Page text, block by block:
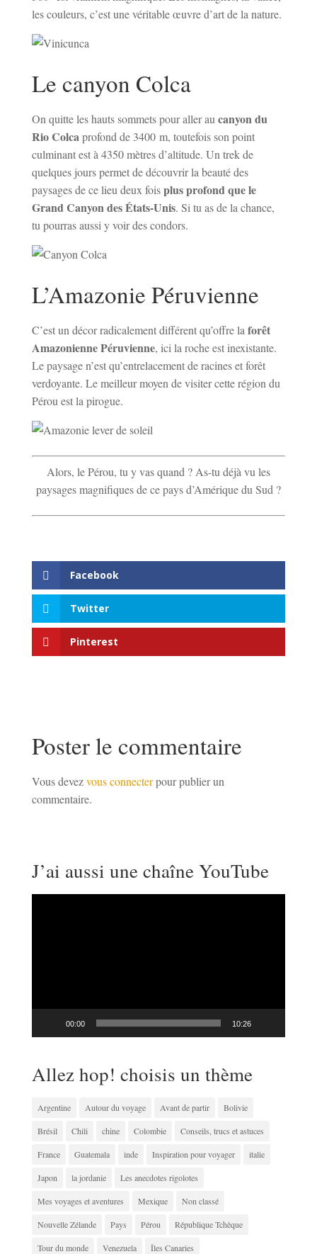
les couleurs, c’est une véritable œuvre d’art de la nature.
Le canyon Colca
On quitte les hauts sommets pour aller au canyon du
Rio Colca profond de 3400 m, toutefois son point
culminant est à 4350 mètres d’altitude. Un trek de
quelques jours permet de découvrir la beauté des
paysages de ce lieu deux foisplus profond que le
Grand Canyon des États-Unis. Si tu as de la chance,
tu pourras aussi y voir des condors.
L’Amazonie Péruvienne
C’est un décor radicalement différent qu’offre laforêt
Amazonienne Péruvienne, ici la roche est inexistante.
Le paysage n’est qu’entrelacement de racines et forêt
verdoyante. Le meilleur moyen de visiter cette région du
Pérou est la pirogue.
Alors, le Pérou, tu y vas quand ? As-tu déjà vu les
paysages magnifiques de ce pays d’Amérique du Sud ?
Facebook
Twitter
Pinterest
Poster le commentaire
Vous devezvous connecterpour publier un
commentaire.
J’ai aussi une chaîne YouTube
00:00 10:26
Allez hop! choisis un thème
Argentine Autour du voyage Avant de partir Bolivie
Brésil Chili chine Colombie Conseils, trucs et astuces
France Guatemala inde Inspiration pour voyager italie
Japon la jordanie Les anecdotes rigolotes
Mes voyages et aventures Mexique Non classé
Nouvelle Zélande Pays Pérou République Tchèque
Tour du monde Venezuela Îles Canaries